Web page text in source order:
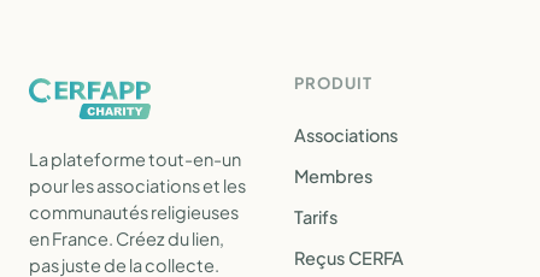
La plateforme tout-en-un
pour les associations et les
communautés religieuses
en France. Créez du lien,
pas juste de la collecte.
PRODUIT
Associations
Membres
Tarifs
Reçus CERFA